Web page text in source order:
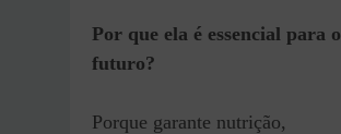
Por que ela é essencial para o
futuro?
Porque garante nutrição,